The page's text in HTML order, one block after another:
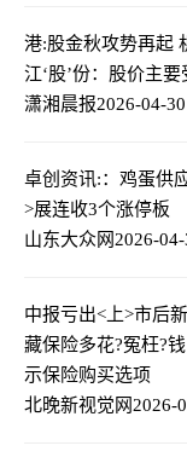
港:股金秋攻势再起
江‘股’份：股价主
潇湘晨报2026-04-
卓创资讯:：鸡蛋供
>展连收3个涨停板
山东大众网2026-
中报亏出<上>市后
藏保险多花?冤枉?
示保险购买选项
北晚新视觉网2026-